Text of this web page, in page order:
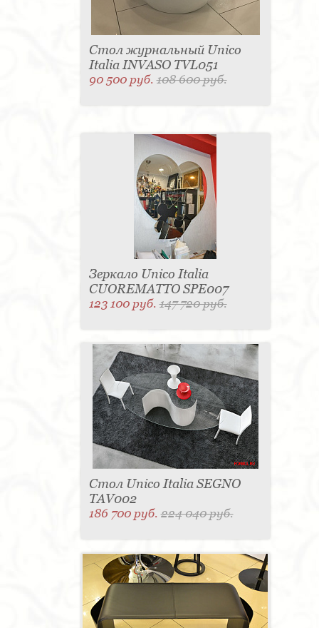
Стол журнальный Unico
Italia INVASO TVL051
90 500 руб.108 600 руб.
Зеркало Unico Italia
CUOREMATTO SPE007
123 100 руб.147 720 руб.
Стол Unico Italia SEGNO
TAV002
186 700 руб.224 040 руб.